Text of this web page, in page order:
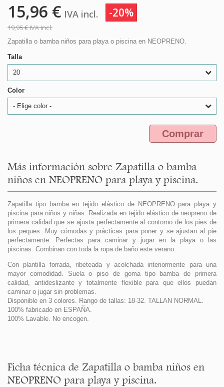
15,96 € IVA incl. -20%
19,95 €IVA incl.
Zapatilla o bamba niños para playa o piscina en NEOPRENO.
Talla
20
Color
- Elige color -
Comprar
Más información sobre Zapatilla o bamba
niños en NEOPRENO para playa y piscina.
Zapatilla tipo bamba en tejido elástico de NEOPRENO para playa y
piscina para niños y niñas. Realizada en tejido elástico de neopreno de
primera calidad que se ajusta perfectamente al contorno de los pies de
los peques. Muy cómodas y prácticas para poner y se ajustan al pie
perfectamente. Perfectas para caminar y jugar en la playa o las
piscinas. Combinan con toda la ropa de baño este verano.
Con plantilla forrada, ribeteada y acolchada interiormente para una
mayor comodidad. Suela o piso de goma tipo bamba de primera
calidad, antideslizante y totalmente flexible para que ellos puedan
caminar o jugar sin problemas.
Disponible en 3 colores. Rango de tallas: 18-32. TALLAN NORMAL.
100% fabricado en ESPAÑA.
100% Lavable. No encogen.
Ficha técnica de Zapatilla o bamba niños en
NEOPRENO para playa y piscina.